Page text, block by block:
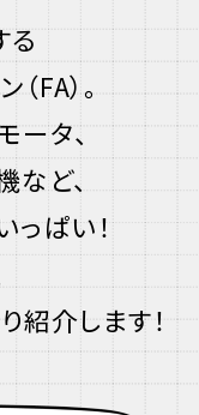
る
（FA）エ
ー
。
ータ、
など、
っぱい！
紹介ひ
と
します！